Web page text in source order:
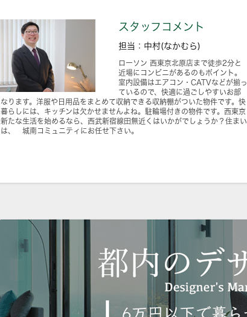
スタッフコメント
担当：中村(なかむら)
ローソン 西東京北原店まで徒歩2分と
近場にコンビニがあるのもポイント。
室内設備はエアコン・CATVなどが揃っ
ているので、快適に過ごしやすいお部
ります。洋服や日用品をまとめて収納できる収納棚がついた物件です。快
らしには、キッチンは欠かせませんよね。駐輪場付きの物件です。西東京
たな生活を始めるなら、西武新宿線田無近くはいかがでしょうか？住まい
、 城南コミュニティにお任せ下さい。